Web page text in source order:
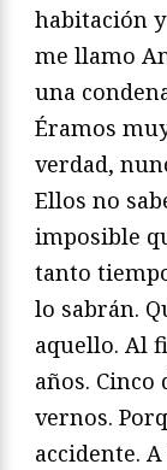
habitación
me llamo
una
Éramos
verdad,
Ellos no
imposible
tanto
lo sabrán.
aquello. Al
años. Cinco
vernos.
accidente.